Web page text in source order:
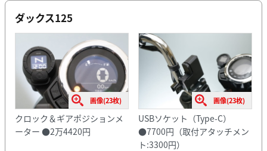
ダックス125
画像(23枚)
クロック＆ギアポジションメ
ーター ●2万4420円
画像(23枚)
USBソケット（Type-C）
●7700円（取付アタッチメン
ト:3300円）